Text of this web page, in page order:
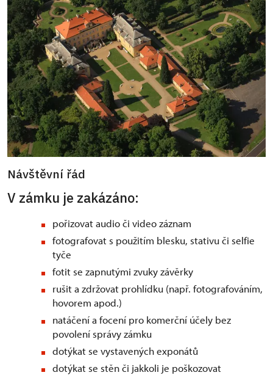
Návštěvní řád
V zámku je zakázáno:
pořizovat audio či video záznam
fotografovat s použitím blesku, stativu či selfie
tyče
fotit se zapnutými zvuky závěrky
rušit a zdržovat prohlídku (např. fotografováním,
hovorem apod.)
natáčení a focení pro komerční účely bez
povolení správy zámku
dotýkat se vystavených exponátů
dotýkat se stěn či jakkoli je poškozovat